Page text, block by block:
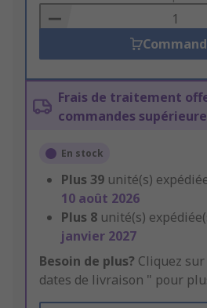
Basket
Frais de traitement
commandes
En stock
Plus 39 unité(s)
10 août 2026
Plus 8 unité(s)
janvier 2027
Besoin de plus? Cliquez
dates de livraison " pour